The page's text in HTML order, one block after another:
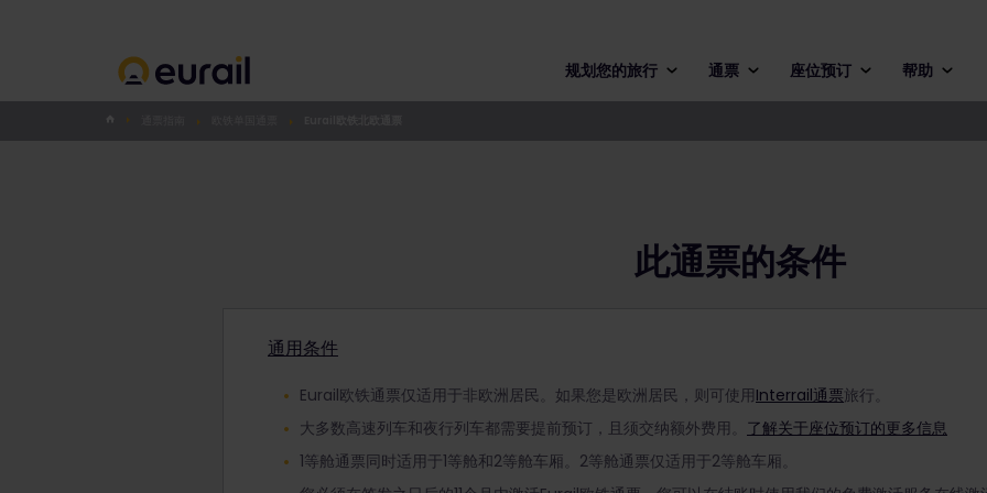
规划您的旅行 通票 座位预订 帮助
此通票的条件
通用条件
Eurail欧铁通票仅适用于非欧洲居民。如果您是欧洲居民，则可使用Interrail通票旅行。
大多数高速列车和夜行列车都需要提前预订，且须交纳额外费用。 了解关于座位预订的更多信息
1等舱通票同时适用于1等舱和2等舱车厢。2等舱通票仅适用于2等舱车厢。